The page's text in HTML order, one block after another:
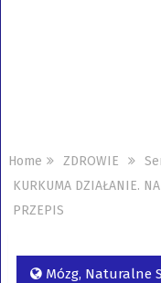
Home ZDROWIE
KURKUMA DZIAŁANIE.
PRZEPIS
Mózg, Naturalne